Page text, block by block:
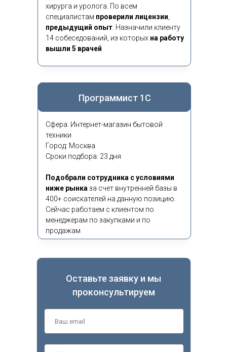
хирурга и уролога. По всем
специалистам проверили лицензии
предыдущий опыт Назначили клиенту
14 собеседований, из которых на работу
вышли 5 врачей
Программист 1С
Сфера: Интернет-магазин бытовой
техники
Город: Москва
Сроки подбора: 23 дня
Подобрали сотрудника с условиями
ниже рынка за счет внутренней базы в
400+ соискателей на данную позицию.
Сейчас работаем с клиентом по
менеджерам по закупками и по
продажам
Оставьте заявку и мы
проконсультируем